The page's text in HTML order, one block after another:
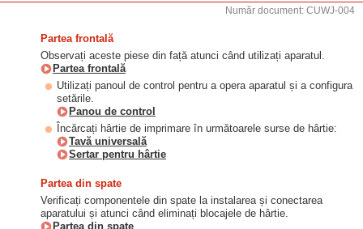
Număr document: CUWJ-004
Partea frontală
Observați aceste piese din față atunci când utilizați aparatul.
Partea frontală
Utilizați panoul de control pentru a opera aparatul și a configura
setările.
Panou de control
Încărcați hârtie de imprimare în următoarele surse de hârtie:
Tavă universală
Sertar pentru hârtie
Partea din spate
Verificați componentele din spate la instalarea și conectarea
aparatului și atunci când eliminați blocajele de hârtie.
Partea din spate